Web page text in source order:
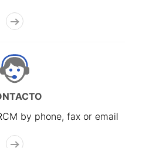
by phone, fax or email